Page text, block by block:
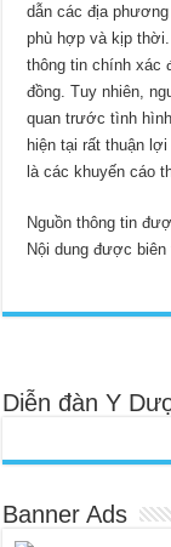
dẫn các địa
phù hợp và kịp
thông tin chính xác
đồng. Tuy nhiên,
quan trước tình
hiện tại rất thuận
là các khuyến cáo
Nguồn thông tin
Nội dung được
Diễn đàn Y
Banner Ads